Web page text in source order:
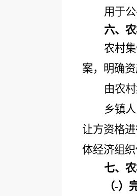
用于
六、
农村
案，明确
由农
乡镇
让方资格
体经济组
七、
（-）